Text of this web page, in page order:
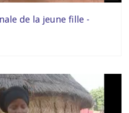
de la jeune fille -